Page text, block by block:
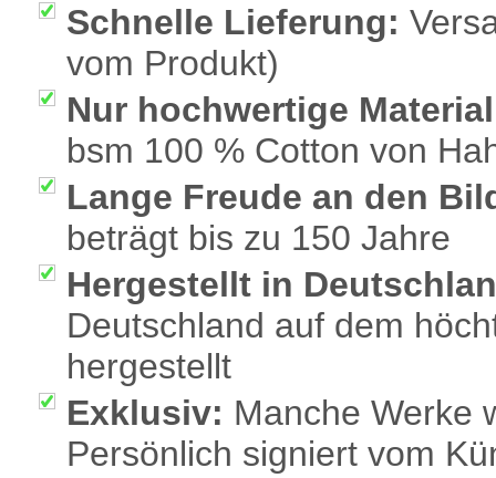
Schnelle Lieferung:
vom Produkt)
Nur hochwertige
bsm 100 % Cotton von
Lange Freude an den
beträgt bis zu 150 Jahre
Hergestellt in
Deutschland auf dem
hergestellt
Exklusiv: Manche Werke
Persönlich signiert vom